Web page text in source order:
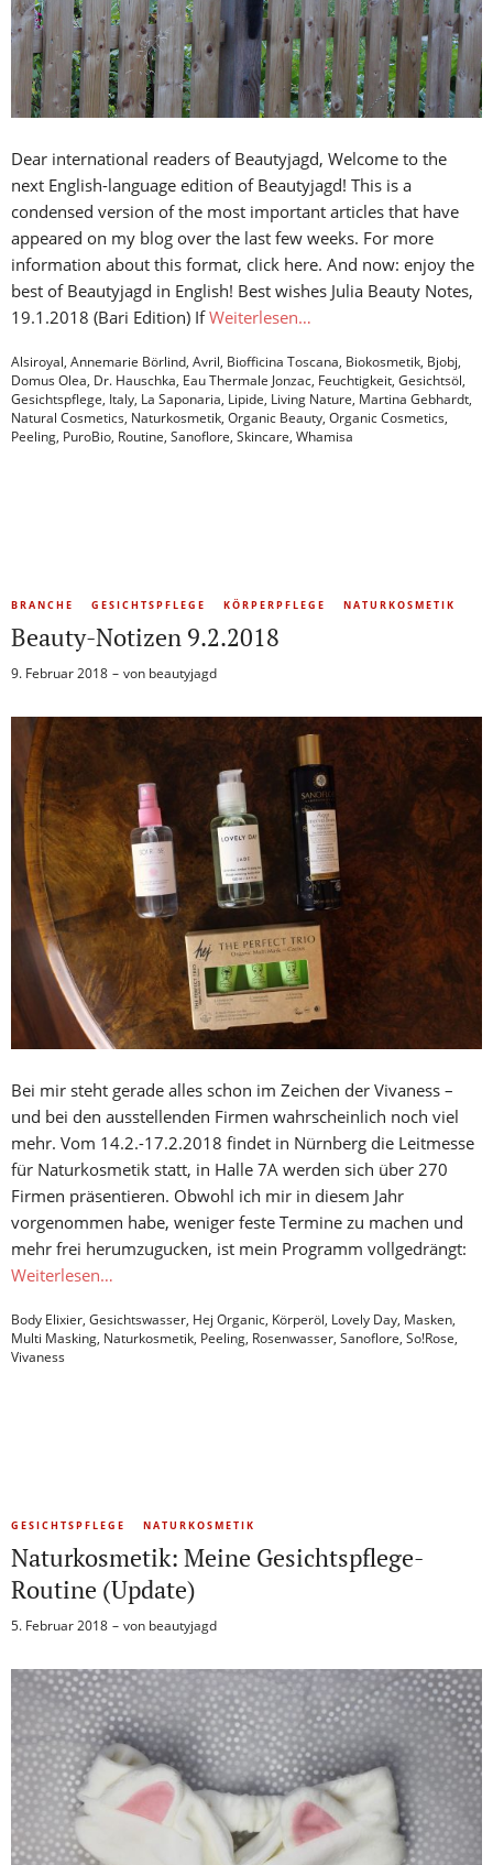
Dear international readers of Beautyjagd, Welcome to the
next English-language edition of Beautyjagd! This is a
condensed version of the most important articles that have
appeared on my blog over the last few weeks. For more
information about this format, click here. And now: enjoy the
best of Beautyjagd in English! Best wishes Julia Beauty Notes,
19.1.2018 (Bari Edition) IfWeiterlesen…
Alsiroyal, Annemarie Börlind, Avril, Biofficina Toscana, Biokosmetik, Bjobj,
Domus Olea, Dr. Hauschka, Eau Thermale Jonzac, Feuchtigkeit, Gesichtsöl,
Gesichtspflege, Italy, La Saponaria, Lipide, Living Nature, Martina Gebhardt,
Natural Cosmetics, Naturkosmetik, Organic Beauty, Organic Cosmetics,
Peeling, PuroBio, Routine, Sanoflore, Skincare, Whamisa
BRANCHE GESICHTSPFLEGE KÖRPERPFLEGE NATURKOSMETIK
Beauty-Notizen 9.2.2018
9. Februar 2018 von beautyjagd
Bei mir steht gerade alles schon im Zeichen der Vivaness –
und bei den ausstellenden Firmen wahrscheinlich noch viel
mehr. Vom 14.2.-17.2.2018 findet in Nürnberg die Leitmesse
für Naturkosmetik statt, in Halle 7A werden sich über 270
Firmen präsentieren. Obwohl ich mir in diesem Jahr
vorgenommen habe, weniger feste Termine zu machen und
mehr frei herumzugucken, ist mein Programm vollgedrängt:
Weiterlesen…
Body Elixier, Gesichtswasser, Hej Organic, Körperöl, Lovely Day, Masken,
Multi Masking, Naturkosmetik, Peeling, Rosenwasser, Sanoflore, So!Rose,
Vivaness
GESICHTSPFLEGE NATURKOSMETIK
Naturkosmetik: Meine Gesichtspflege-
Routine (Update)
5. Februar 2018 von beautyjagd